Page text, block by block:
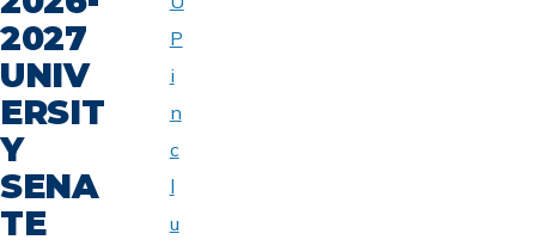
2027
UNIV
ERSIT
Y
SENA
TE
P
i
n
c
l
u